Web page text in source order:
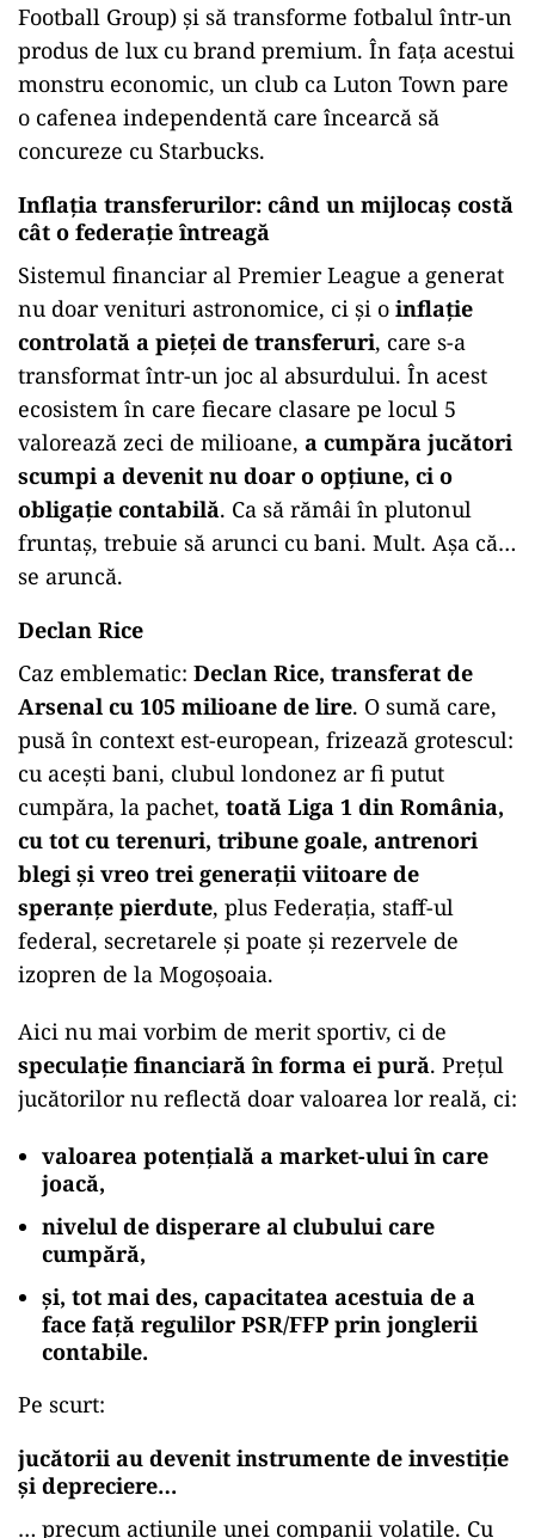
Football Group) și să transforme fotbalul într-un
produs de lux cu brand premium. În fața acestui
monstru economic, un club ca Luton Town pare
o cafenea independentă care încearcă să
concureze cu Starbucks.
Inflația transferurilor: când un mijlocaș costă
cât o federație întreagă
Sistemul financiar al Premier League a generat
nu doar venituri astronomice, ci și o inflație
controlată a pieței de transferuri, care s-a
transformat într-un joc al absurdului. În acest
ecosistem în care fiecare clasare pe locul 5
valorează zeci de milioane, a cumpăra jucători
scumpi a devenit nu doar o opțiune, ci o
obligație contabilă. Ca să rămâi în plutonul
fruntaș, trebuie să arunci cu bani. Mult. Așa că…
se aruncă.
Declan Rice
Caz emblematic: Declan Rice, transferat de
Arsenal cu 105 milioane de lire. O sumă care,
pusă în context est-european, frizează grotescul:
cu acești bani, clubul londonez ar fi putut
cumpăra, la pachet, toată Liga 1 din România,
cu tot cu terenuri, tribune goale, antrenori
blegi și vreo trei generații viitoare de
speranțe pierdute, plus Federația, staff-ul
federal, secretarele și poate și rezervele de
izopren de la Mogoșoaia.
Aici nu mai vorbim de merit sportiv, ci de
speculație financiară în forma ei pură. Prețul
jucătorilor nu reflectă doar valoarea lor reală, ci:
valoarea potențială a market-ului în care
joacă,
nivelul de disperare al clubului care
cumpără,
și, tot mai des, capacitatea acestuia de a
face față regulilor PSR/FFP prin jonglerii
contabile.
Pe scurt:
jucătorii au devenit instrumente de investiție
și depreciere…
… precum acțiunile unei companii volatile. Cu